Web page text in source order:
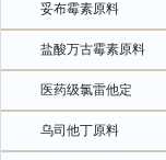
妥布霉素原料
盐酸万古霉素原料
医药级氯雷他定
乌司他丁原料